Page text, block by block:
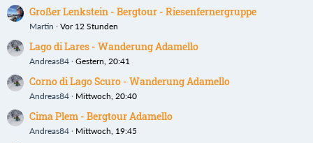
Großer Lenkstein - Bergtour - Riesenfernergruppe
Martin Vor 12 Stunden
Lago di Lares - Wanderung Adamello
Andreas84 Gestern, 20:41
Corno di Lago Scuro - Wanderung Adamello
Andreas84 Mittwoch, 20:40
Cima Plem - Bergtour Adamello
Andreas84 Mittwoch, 19:45